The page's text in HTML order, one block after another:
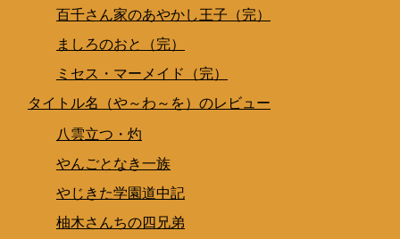
百千さん家のあやかし王子（完）
ましろのおと（完）
ミセス・マーメイド（完）
タイトル名（や～わ～を）のレビュー
八雲立つ・灼
やんごとなき一族
やじきた学園道中記
柚木さんちの四兄弟